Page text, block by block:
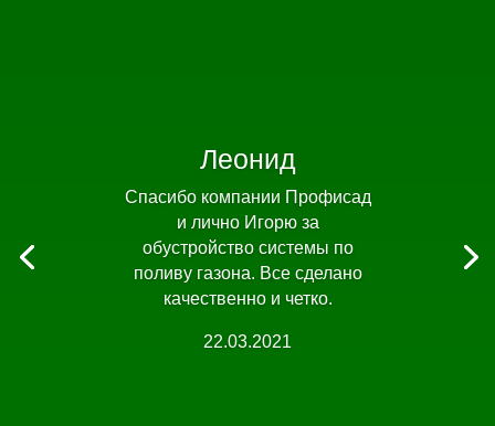
Леонид
Спасибо компании Профисад
и лично Игорю за
обустройство системы по
поливу газона. Все сделано
качественно и четко.
22.03.2021